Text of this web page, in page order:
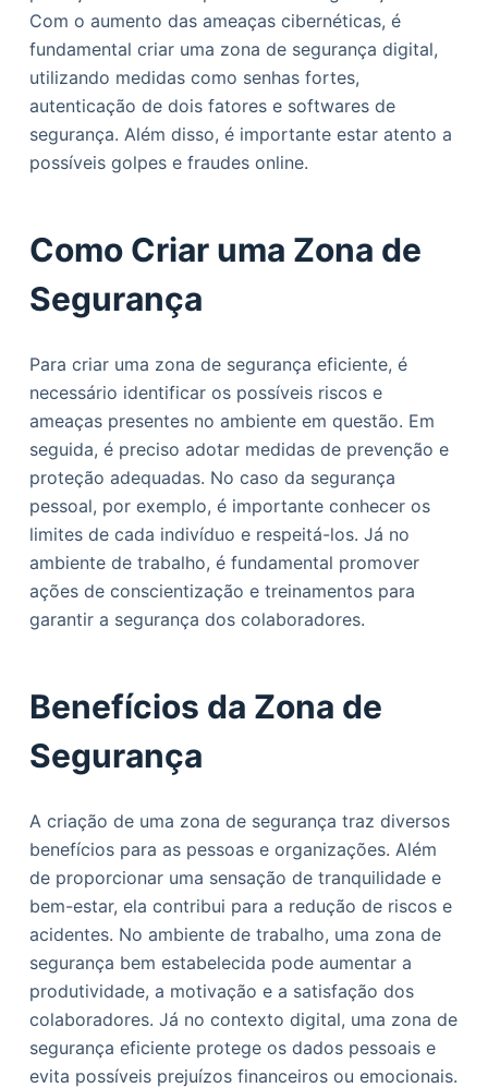
Com o aumento das ameaças cibernéticas, é
fundamental criar uma zona de segurança digital,
utilizando medidas como senhas fortes,
autenticação de dois fatores e softwares de
segurança. Além disso, é importante estar atento a
possíveis golpes e fraudes online.
Como Criar uma Zona de
Segurança
Para criar uma zona de segurança eficiente, é
necessário identificar os possíveis riscos e
ameaças presentes no ambiente em questão. Em
seguida, é preciso adotar medidas de prevenção e
proteção adequadas. No caso da segurança
pessoal, por exemplo, é importante conhecer os
limites de cada indivíduo e respeitá-los. Já no
ambiente de trabalho, é fundamental promover
ações de conscientização e treinamentos para
garantir a segurança dos colaboradores.
Benefícios da Zona de
Segurança
A criação de uma zona de segurança traz diversos
benefícios para as pessoas e organizações. Além
de proporcionar uma sensação de tranquilidade e
bem-estar, ela contribui para a redução de riscos e
acidentes. No ambiente de trabalho, uma zona de
segurança bem estabelecida pode aumentar a
produtividade, a motivação e a satisfação dos
colaboradores. Já no contexto digital, uma zona de
segurança eficiente protege os dados pessoais e
evita possíveis prejuízos financeiros ou emocionais.